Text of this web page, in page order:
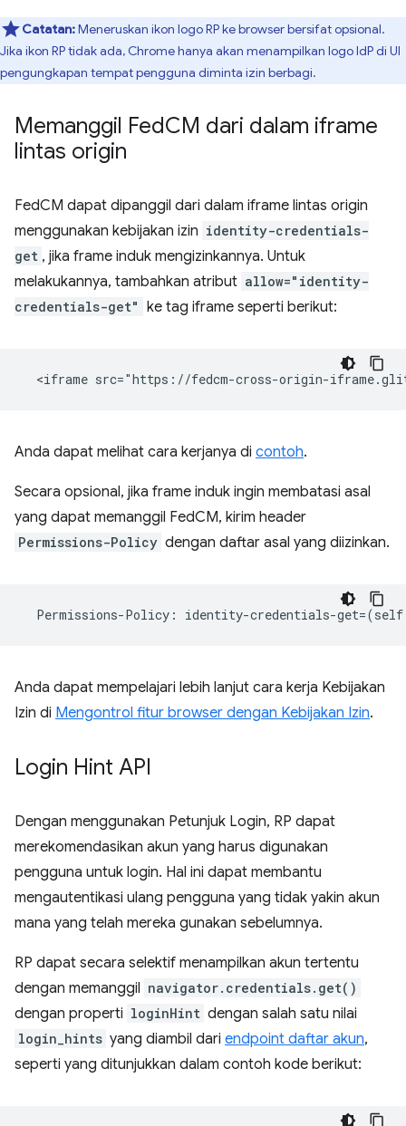
Catatan:Meneruskan ikon logo RP ke browser bersifat opsional.
Jika ikon RP tidak ada, Chrome hanya akan menampilkan logo IdP di UI
pengungkapan tempat pengguna diminta izin berbagi.
Memanggil FedCM dari dalam iframe
lintas origin
FedCM dapat dipanggil dari dalam iframe lintas origin
menggunakan kebijakan izin identity-credentials-
get , jika frame induk mengizinkannya. Untuk
melakukannya, tambahkan atribut allow="identity-
credentials-get" ke tag iframe seperti berikut:
Anda dapat melihat cara kerjanya di contoh.
Secara opsional, jika frame induk ingin membatasi asal
yang dapat memanggil FedCM, kirim header
Permissions-Policy dengan daftar asal yang diizinkan.
Permissions-Policy : identity-credentials-get=(self
Anda dapat mempelajari lebih lanjut cara kerja Kebijakan
Izin di Mengontrol fitur browser dengan Kebijakan Izin.
Login Hint API
Dengan menggunakan Petunjuk Login, RP dapat
merekomendasikan akun yang harus digunakan
pengguna untuk login. Hal ini dapat membantu
mengautentikasi ulang pengguna yang tidak yakin akun
mana yang telah mereka gunakan sebelumnya.
RP dapat secara selektif menampilkan akun tertentu
dengan memanggil navigator.credentials.get()
dengan properti loginHint dengan salah satu nilai
login_hints yang diambil dari endpoint daftar akun,
seperti yang ditunjukkan dalam contoh kode berikut: